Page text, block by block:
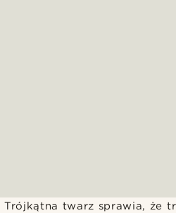
Trójkątna twarz sprawia, że